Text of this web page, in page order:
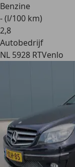
Benzine
- (l/100 km)
2,8
Autobedrijf
NL 5928 RTVenlo